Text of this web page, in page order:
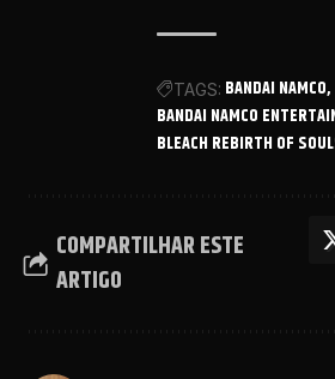
TAGS: BANDAI NAMCO
BANDAI NAMCO
BLEACH REBIRTH OF
COMPARTILHAR ESTE
ARTIGO